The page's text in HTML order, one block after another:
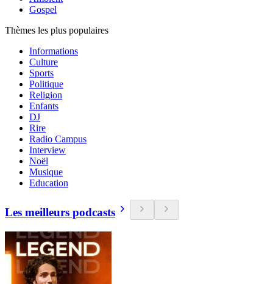
Gospel
Thèmes les plus populaires
Informations
Culture
Sports
Politique
Religion
Enfants
DJ
Rire
Radio Campus
Interview
Noël
Musique
Education
Les meilleurs podcasts